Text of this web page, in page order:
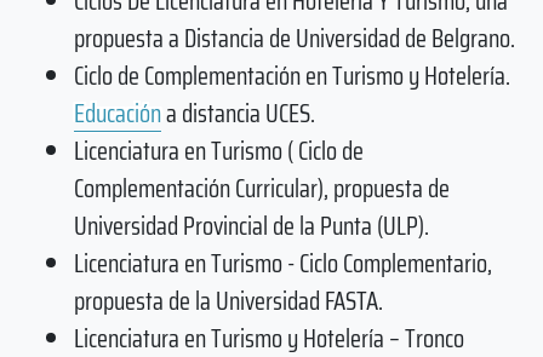
propuesta a Distancia de Universidad de Belgrano.
Ciclo de Complementación en Turismo y Hotelería.
Educacióna distancia UCES.
Licenciatura en Turismo ( Ciclo de
Complementación Curricular), propuesta de
Universidad Provincial de la Punta (ULP).
Licenciatura en Turismo - Ciclo Complementario,
propuesta de la Universidad FASTA.
Licenciatura en Turismo y Hotelería – Tronco